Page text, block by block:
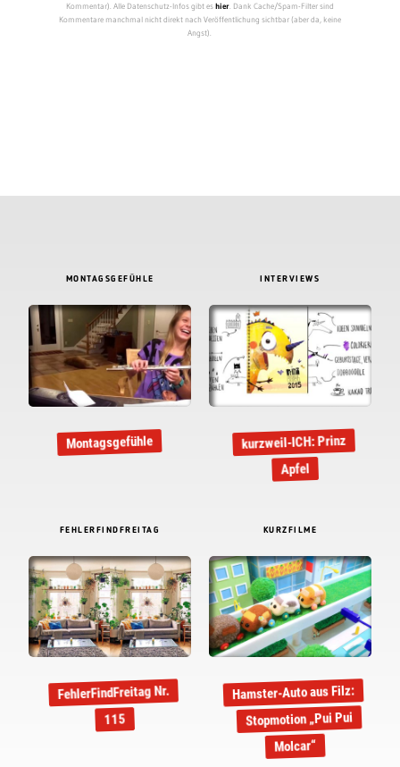
Kommentar). Alle Datenschutz-Infos gibt eshier. Dank Cache/Spam-Filter sind
Kommentare manchmal nicht direkt nach Veröffentlichung sichtbar (aber da, keine
Angst).
MONTAGSGEFÜHLE
Montagsgefühle
INTERVIEWS
kurzweil-ICH: Prinz
Apfel
FEHLERFINDFREITAG
FehlerFindFreitag Nr.
115
KURZFILME
Hamster-Auto aus Filz:
Stopmotion „Pui Pui
Molcar“